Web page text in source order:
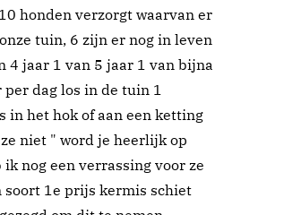
honden verzorgt waarvan er
tuin, 6 zijn er nog in leven
4 jaar 1 van 5 jaar 1 van bijna
per dag los in de tuin 1
in het hok of aan een ketting
niet " word je heerlijk op
nog een verrassing voor ze
soort 1e prijs kermis schiet